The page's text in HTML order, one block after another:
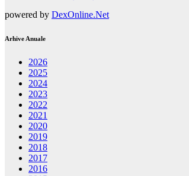
powered by DexOnline.Net
Arhive Anuale
2026
2025
2024
2023
2022
2021
2020
2019
2018
2017
2016